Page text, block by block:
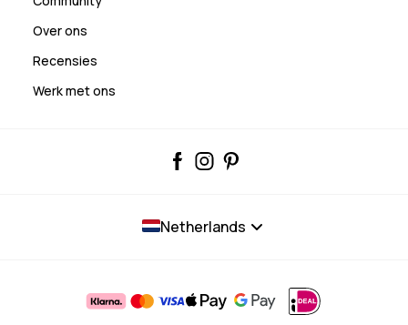
Over ons
Recensies
Werk met ons
Netherlands